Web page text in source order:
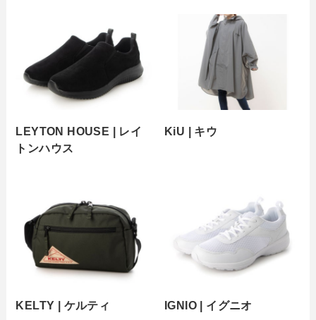
LEYTON HOUSE | レイ
トンハウス
KiU | キウ
KELTY | ケルティ IGNIO | イグニオ